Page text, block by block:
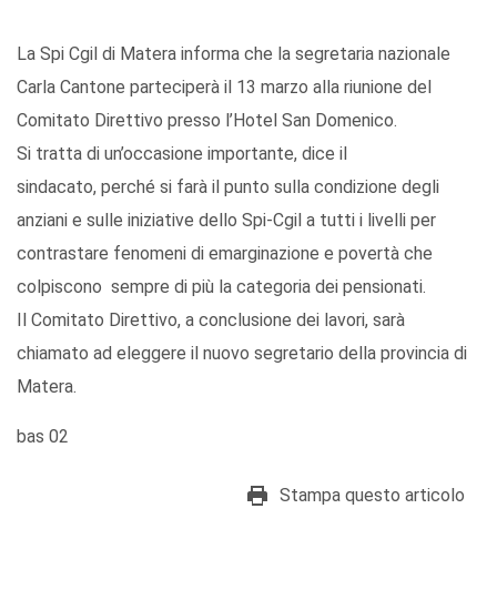
La Spi Cgil di Matera informa che la segretaria nazionale
Carla Cantone parteciperà il 13 marzo alla riunione del
Comitato Direttivo presso l’Hotel San Domenico.
Si tratta di un’occasione importante, dice il
sindacato, perché si farà il punto sulla condizione degli
anziani e sulle iniziative dello Spi-Cgil a tutti i livelli per
contrastare fenomeni di emarginazione e povertà che
colpiscono sempre di più la categoria dei pensionati.
Il Comitato Direttivo, a conclusione dei lavori, sarà
chiamato ad eleggere il nuovo segretario della provincia di
Matera.
bas 02
Stampa questo articolo